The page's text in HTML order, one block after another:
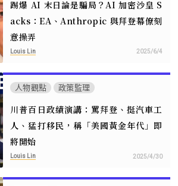
踢爆 AI 末日論是騙局？AI 加密沙皇 S
acks：EA、Anthropic 與拜登幕僚刻
意操弄
Louis Lin 2025/6/4
人物觀點 政策監理
川普百日政績演講：罵拜登、挺汽車工
人、猛打移民，稱「美國黃金年代」即
將開始
Louis Lin 2025/4/30